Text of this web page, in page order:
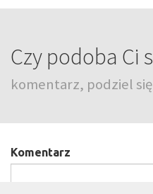
Czy podoba Ci
komentarz, podziel
Komentarz